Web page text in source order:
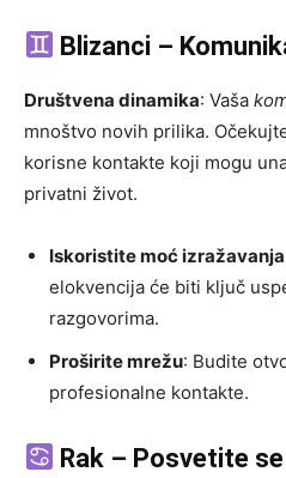
Blizanci –
Društvena dinamika: Vaša
mnoštvo novih prilika.
korisne kontakte koji mogu
privatni život.
Iskoristite moć izražavanja
elokvencija će biti ključ
razgovorima.
Proširite mrežu: Budite
profesionalne kontakte.
Rak – Posvetite